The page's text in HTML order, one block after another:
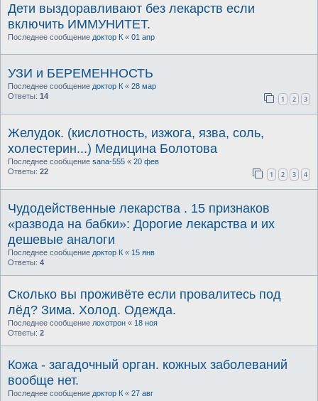
Дети выздоравливают без лекарств если
включить ИММУНИТЕТ.
Последнее сообщение доктор К « 01 апр
УЗИ и БЕРЕМЕННОСТЬ
Последнее сообщение доктор К « 28 мар
Ответы: 14 1 2 3
Желудок. (кислотность, изжога, язва, соль,
холестерин...) Медицина Болотова
Последнее сообщение sana-555 « 20 фев
Ответы: 22 1 2 3 4
Чудодейственные лекарства . 15 признаков
«развода на бабки»: Дорогие лекарства и их
дешевые аналоги
Последнее сообщение доктор К « 15 янв
Ответы: 4
Сколько вы проживёте если провалитесь под
лёд? Зима. Холод. Одежда.
Последнее сообщение лохотрон « 18 ноя
Ответы: 2
Кожа - загадочный орган. кожных заболеваний
вообще нет.
Последнее сообщение доктор К « 27 авг